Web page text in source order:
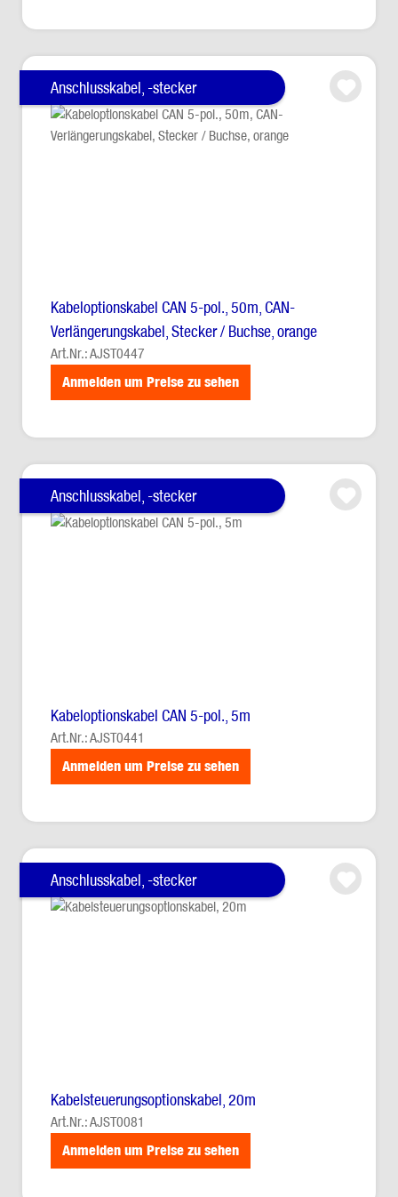
Anschlusskabel, -stecker
Kabeloptionskabel CAN 5-pol., 50m, CAN-
Verlängerungskabel, Stecker / Buchse, orange
Art.Nr.: AJST0447
Anmelden um Preise zu sehen
Anschlusskabel, -stecker
Kabeloptionskabel CAN 5-pol., 5m
Art.Nr.: AJST0441
Anmelden um Preise zu sehen
Anschlusskabel, -stecker
Kabelsteuerungsoptionskabel, 20m
Art.Nr.: AJST0081
Anmelden um Preise zu sehen